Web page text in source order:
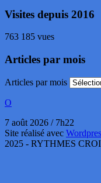
Visites depuis 2016
763 185 vues
Articles par mois
Articles par mois
O
7 août 2026 / 7h22
Site réalisé avec
2025 - RYTHMES